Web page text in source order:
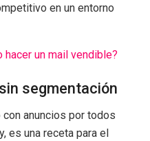
en un entorno
hacer un mail vendible?
segmentación
con anuncios por todos
es una receta para el